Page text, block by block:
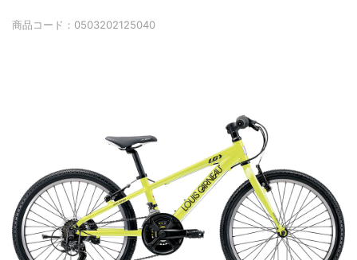
商品コード： 0503202125040